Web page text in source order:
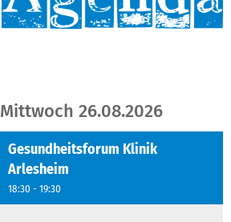
Mittwoch 26.08.2026
Gesundheitsforum Klinik
Arlesheim
18:30 - 19:30